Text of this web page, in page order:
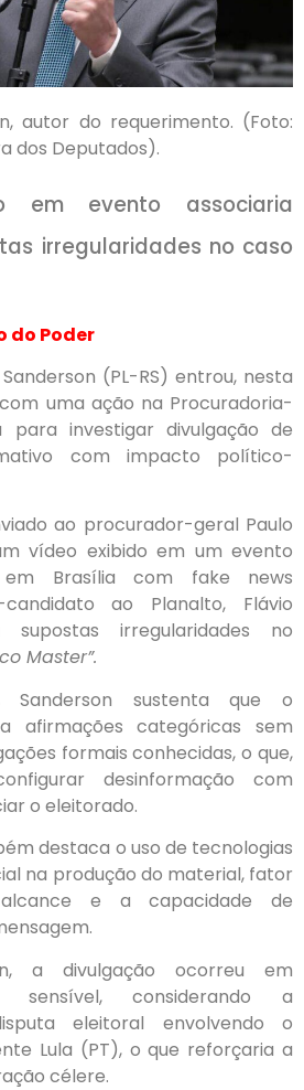
autor do requerimento. (Foto:
dos Deputados).
em evento associaria
irregularidades no caso
(PL-RS) entrou, nesta
uma ação na Procuradoria-
para investigar divulgação de
com impacto político-
ao procurador-geral Paulo
vídeo exibido em um evento
Brasília com fake news
ao Planalto, Flávio
irregularidades no
Master”.
Sanderson sustenta que o
afirmações categóricas sem
formais conhecidas, o que,
desinformação com
o eleitorado.
destaca o uso de tecnologias
na produção do material, fator
e a capacidade de
a divulgação ocorreu em
sensível, considerando a
eleitoral envolvendo o
Lula (PT), o que reforçaria a
célere.